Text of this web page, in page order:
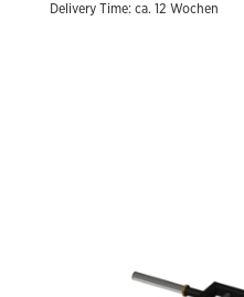
Delivery Time: ca. 12 Wochen